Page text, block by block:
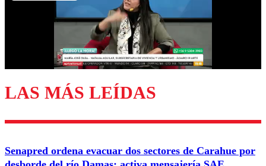
Enviar comentario
LAS MÁS LEÍDAS
Senapred ordena evacuar dos sectores de Carahue por